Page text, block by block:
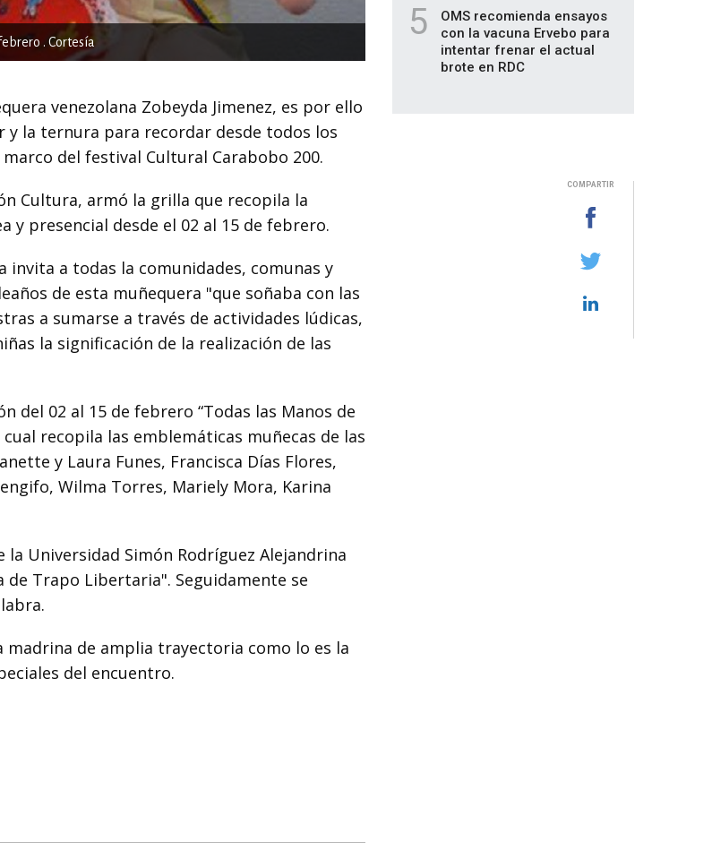
. Cortesía
venezolana Zobeyda Jimenez, es por ello
y la ternura para recordar desde todos los
del festival Cultural Carabobo 200.
Cultura, armó la grilla que recopila la
y presencial desde el 02 al 15 de febrero.
invita a todas la comunidades, comunas y
de esta muñequera "que soñaba con las
a sumarse a través de actividades lúdicas,
la significación de la realización de las
del 02 al 15 de febrero “Todas las Manos de
recopila las emblemáticas muñecas de las
y Laura Funes, Francisca Días Flores,
Wilma Torres, Mariely Mora, Karina
Universidad Simón Rodríguez Alejandrina
de Trapo Libertaria". Seguidamente se
de amplia trayectoria como lo es la
del encuentro.
5
OMS recomienda ensayos
con la vacuna Ervebo para
intentar frenar el actual
brote en RDC
COMPARTIR